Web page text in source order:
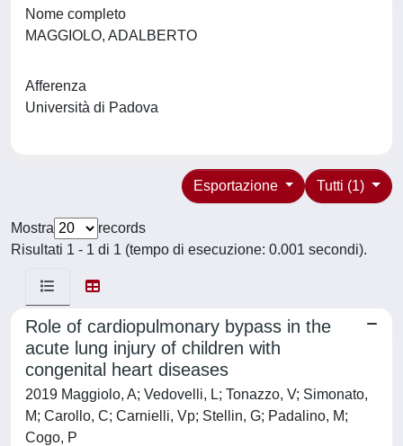
Nome completo
MAGGIOLO, ADALBERTO
Afferenza
Università di Padova
Tutti (1)
Esportazione
Mostra
records
Risultati 1 - 1 di 1 (tempo di esecuzione: 0.001 secondi).
Role of cardiopulmonary bypass in the
acute lung injury of children with
congenital heart diseases
2019 Maggiolo, A; Vedovelli, L; Tonazzo, V; Simonato,
M; Carollo, C; Carnielli, Vp; Stellin, G; Padalino, M;
Cogo, P